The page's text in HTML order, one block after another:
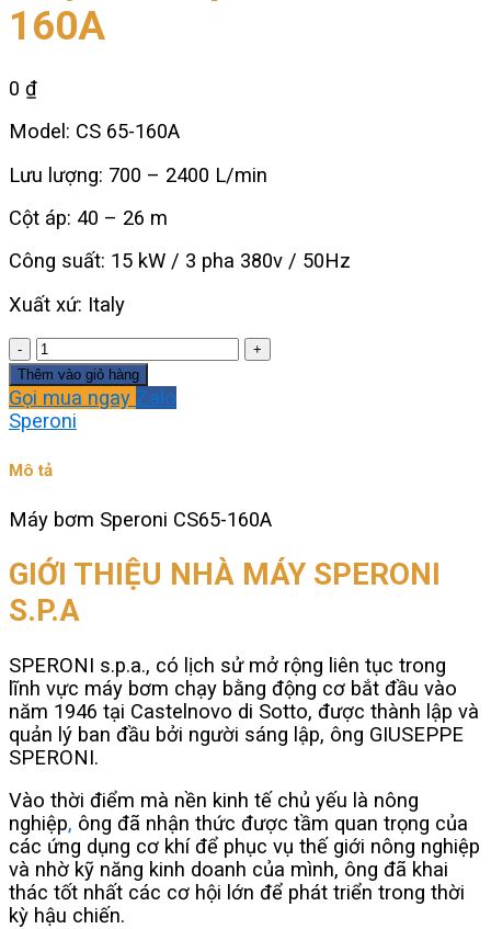
160A
0 ₫
Model: CS 65-160A
Lưu lượng: 700 – 2400 L/min
Cột áp: 40 – 26 m
Công suất: 15 kW / 3 pha 380v / 50Hz
Xuất xứ: Italy
Máy
bơm
Speroni
CS65-
số
Thêm vào giỏ hàng
Gọi mua ngay Zalo
Speroni
Mô tả
Máy bơm Speroni CS65-160A
GIỚI THIỆU NHÀ MÁY SPERONI
S.P.A
SPERONI s.p.a., có lịch sử mở rộng liên tục trong
lĩnh vực máy bơm chạy bằng động cơ bắt đầu vào
năm 1946 tại Castelnovo di Sotto, được thành lập và
quản lý ban đầu bởi người sáng lập, ông GIUSEPPE
SPERONI.
Vào thời điểm mà nền kinh tế chủ yếu là nông
nghiệp, ông đã nhận thức được tầm quan trọng của
các ứng dụng cơ khí để phục vụ thế giới nông nghiệp
và nhờ kỹ năng kinh doanh của mình, ông đã khai
thác tốt nhất các cơ hội lớn để phát triển trong thời
kỳ hậu chiến.